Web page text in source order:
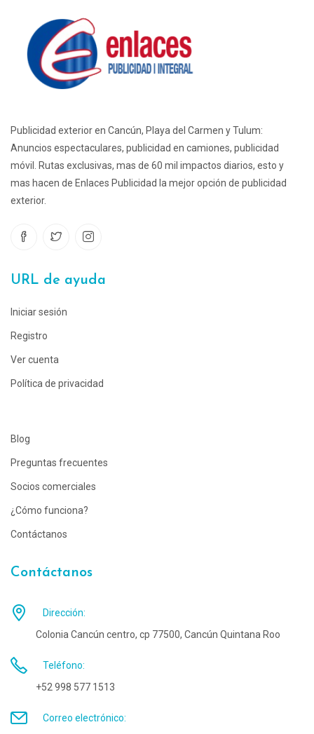
Publicidad exterior en Cancún, Playa del Carmen y Tulum:
Anuncios espectaculares, publicidad en camiones, publicidad
móvil. Rutas exclusivas, mas de 60 mil impactos diarios, esto y
mas hacen de Enlaces Publicidad la mejor opción de publicidad
exterior.
URL de ayuda
Iniciar sesión
Registro
Ver cuenta
Política de privacidad
Blog
Preguntas frecuentes
Socios comerciales
¿Cómo funciona?
Contáctanos
Contáctanos
Dirección:
Colonia Cancún centro, cp 77500, Cancún Quintana Roo
Teléfono:
+52 998 577 1513
Correo electrónico: